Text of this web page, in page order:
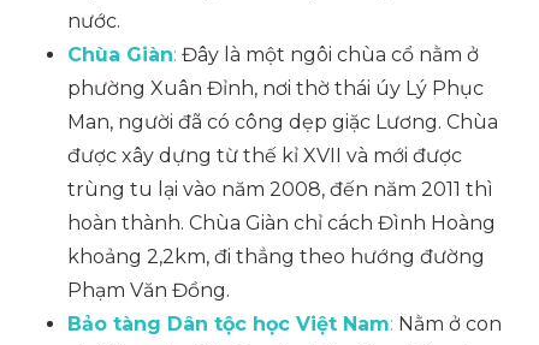
nước.
Chùa Giàn: Đây là một ngôi chùa cổ nằm ở
phường Xuân Đỉnh, nơi thờ thái úy Lý Phục
Man, người đã có công dẹp giặc Lương. Chùa
được xây dựng từ thế kỉ XVII và mới được
trùng tu lại vào năm 2008, đến năm 2011 thì
hoàn thành. Chùa Giàn chỉ cách Đình Hoàng
khoảng 2,2km, đi thẳng theo hướng đường
Phạm Văn Đồng.
Bảo tàng Dân tộc học Việt Nam: Nằm ở con